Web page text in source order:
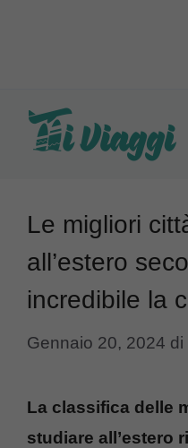
Le migliori
all’estero
incredibile la
Gennaio 20, 2024 di
La classifica delle
studiare all’estero